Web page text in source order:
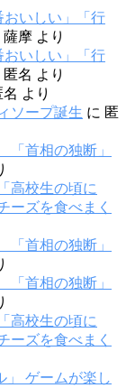
おいしい」「行
薩摩 より
おいしい」「行
匿名 より
名 より
ソープ誕生 に 匿
首相の独断」
高校生の頃に
ーズを食べまく
首相の独断」
首相の独断」
高校生の頃に
ーズを食べまく
」 ゲームが楽し